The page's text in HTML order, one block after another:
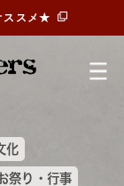
化
祭り・行事
ススメ★